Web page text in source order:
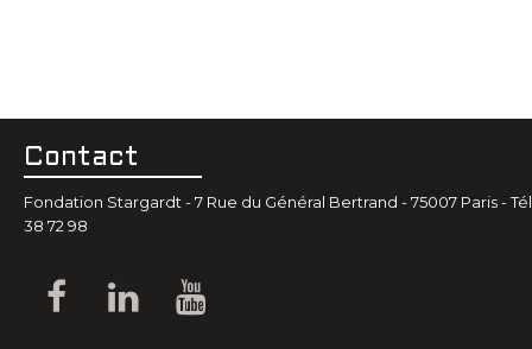
Contact
Fondation Stargardt - 7 Rue du Général Bertrand - 75007 Paris -
38 72 98